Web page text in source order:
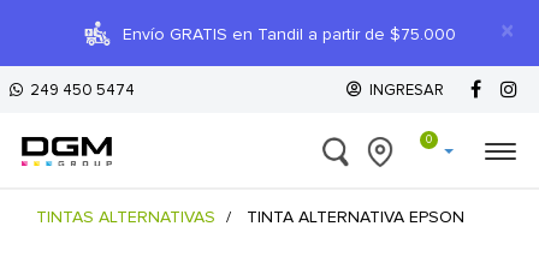
×
Envío GRATIS en Tandil a partir de $75.000
249 450 5474 INGRESAR
0
TINTAS ALTERNATIVAS TINTA ALTERNATIVA EPSON